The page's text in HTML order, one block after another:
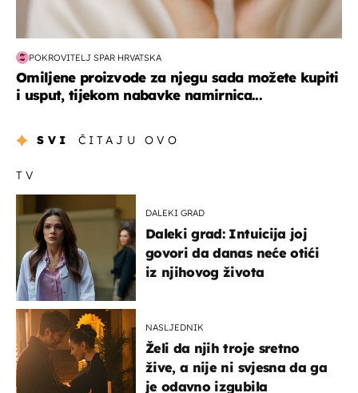
POKROVITELJ SPAR HRVATSKA
Omiljene proizvode za njegu sada možete kupiti
i usput, tijekom nabavke namirnica...
SVI ČITAJU OVO
TV
DALEKI GRAD
Daleki grad: Intuicija joj
govori da danas neće otići
iz njihovog života
NASLJEDNIK
Želi da njih troje sretno
žive, a nije ni svjesna da ga
je odavno izgubila